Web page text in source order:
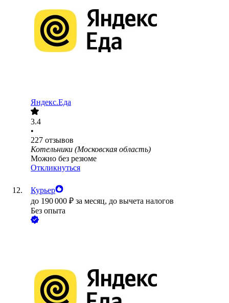
Яндекс.Еда
3.4
•
227 отзывов
Котельники (Московская область)
Можно без резюме
Откликнуться
Курьер
до 190 000 ₽ за месяц, до вычета налогов
Без опыта